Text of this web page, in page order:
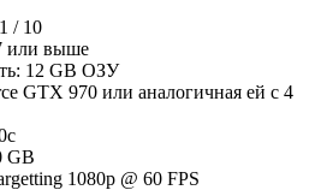
/ 10
или выше
12 GB ОЗУ
GTX 970 или аналогичная ей с 4
GB
1080p @ 60 FPS